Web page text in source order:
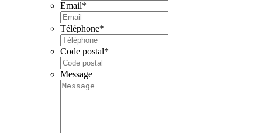
Email*
Téléphone*
Code postal*
Message